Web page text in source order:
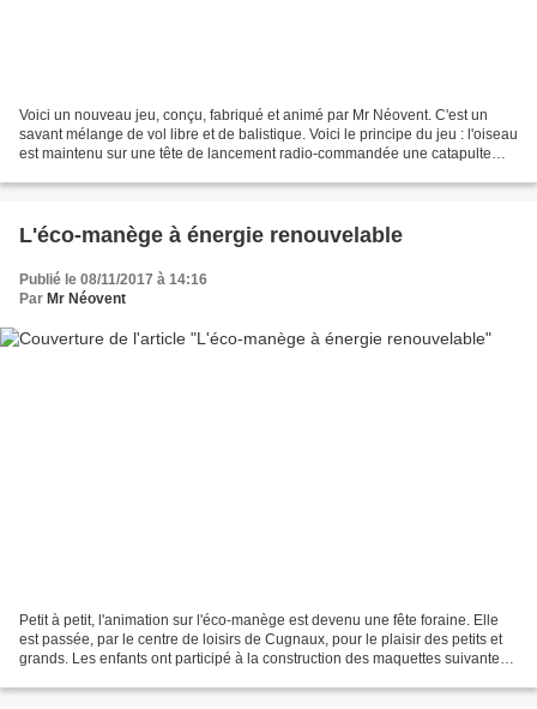
Voici un nouveau jeu, conçu, fabriqué et animé par Mr Néovent. C'est un
savant mélange de vol libre et de balistique. Voici le principe du jeu : l'oiseau
est maintenu sur une tête de lancement radio-commandée une catapulte
L'éco-manège à énergie renouvelable
Publié le 08/11/2017 à 14:16
Par Mr Néovent
Petit à petit, l'animation sur l'éco-manège est devenu une fête foraine. Elle
est passée, par le centre de loisirs de Cugnaux, pour le plaisir des petits et
grands. Les enfants ont participé à la construction des maquettes suivantes: